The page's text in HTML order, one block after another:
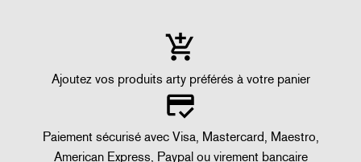
Ajoutez vos produits arty préférés à votre panier
Paiement sécurisé avec Visa, Mastercard, Maestro,
American Express, Paypal ou virement bancaire